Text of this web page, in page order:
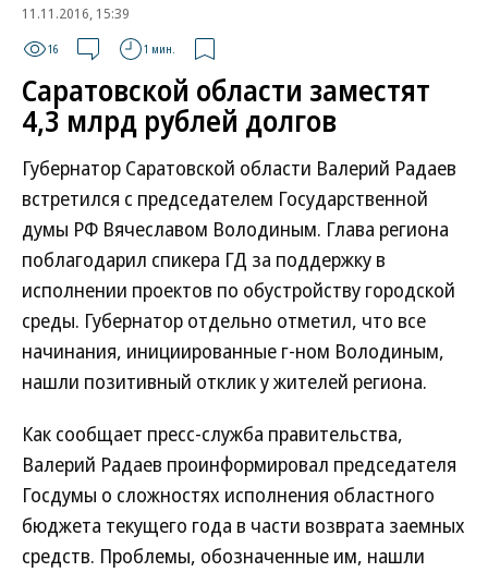
11.11.2016, 15:39
16 1 мин.
Саратовской области заместят
4,3 млрд рублей долгов
Губернатор Саратовской области Валерий Радаев
встретился с председателем Государственной
думы РФ Вячеславом Володиным. Глава региона
поблагодарил спикера ГД за поддержку в
исполнении проектов по обустройству городской
среды. Губернатор отдельно отметил, что все
начинания, инициированные г-ном Володиным,
нашли позитивный отклик у жителей региона.
Как сообщает пресс-служба правительства,
Валерий Радаев проинформировал председателя
Госдумы о сложностях исполнения областного
бюджета текущего года в части возврата заемных
средств. Проблемы, обозначенные им, нашли